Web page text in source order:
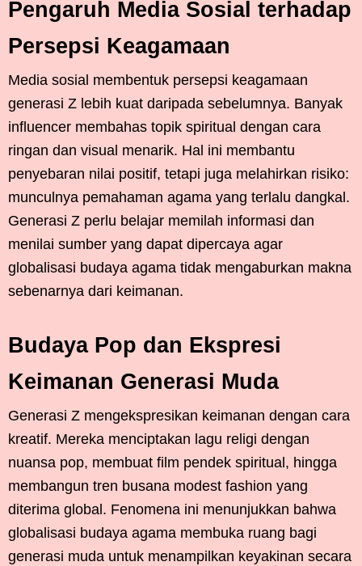
Pengaruh Media Sosial terhadap
Persepsi Keagamaan
Media sosial membentuk persepsi keagamaan
generasi Z lebih kuat daripada sebelumnya. Banyak
influencer membahas topik spiritual dengan cara
ringan dan visual menarik. Hal ini membantu
penyebaran nilai positif, tetapi juga melahirkan risiko:
munculnya pemahaman agama yang terlalu dangkal.
Generasi Z perlu belajar memilah informasi dan
menilai sumber yang dapat dipercaya agar
globalisasi budaya agama tidak mengaburkan makna
sebenarnya dari keimanan.
Budaya Pop dan Ekspresi
Keimanan Generasi Muda
Generasi Z mengekspresikan keimanan dengan cara
kreatif. Mereka menciptakan lagu religi dengan
nuansa pop, membuat film pendek spiritual, hingga
membangun tren busana modest fashion yang
diterima global. Fenomena ini menunjukkan bahwa
globalisasi budaya agama membuka ruang bagi
generasi muda untuk menampilkan keyakinan secara